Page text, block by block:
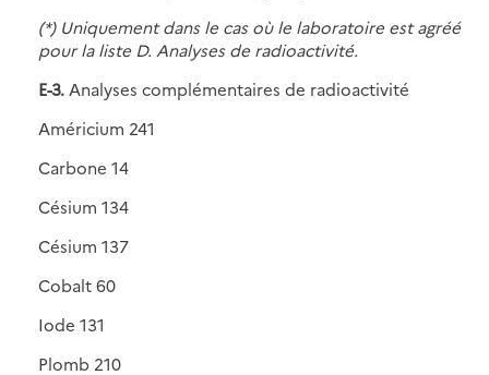
(*) Uniquement dans le cas où le laboratoire est agréé
pour la liste D. Analyses de radioactivité.
E-3. Analyses complémentaires de radioactivité
Américium 241
Carbone 14
Césium 134
Césium 137
Cobalt 60
Iode 131
Plomb 210